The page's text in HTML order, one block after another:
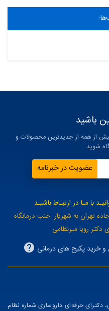
باشید
از همه از جدیدترین محصولات و
شوید
عضویت در خبرنامه
با مـا در ارتبـاط باشیـد
تهران به شهریار- جنب درمانگاه
دکتر رویا میرنظامی
خرید پکیج های درمانی
دکترای حرفه‌ای داروسازی شماره نظام